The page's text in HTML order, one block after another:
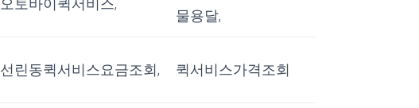
오토바이퀵서비스,
물용달,
선린동퀵서비스요금조회, 퀵서비스가격조회